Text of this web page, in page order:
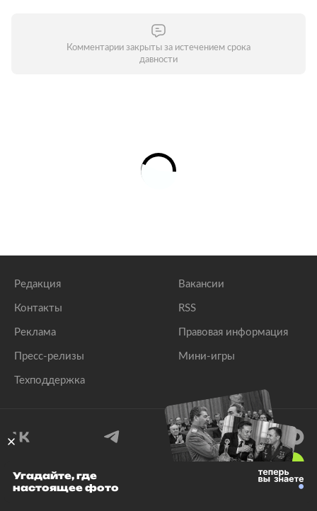
Комментарии закрыты за истечением срока
давности
Редакция
Контакты
Реклама
Пресс-релизы
Техподдержка
Вакансии
RSS
Правовая информация
Мини-игры
© 1999–2026 Все права защищены.
Угадайте, где
настоящее фото